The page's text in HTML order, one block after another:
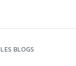
LES BLOGS